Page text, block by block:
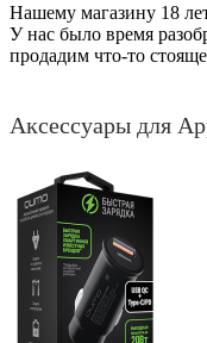
Нашему магазину 18
У нас было время
продадим что-то
Аксессуары для